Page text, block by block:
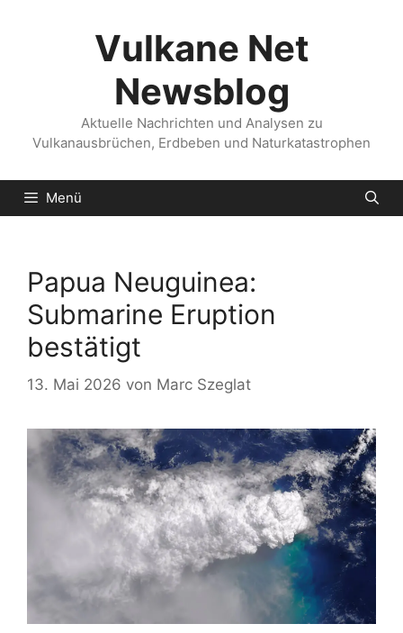
Vulkane Net
Newsblog
Aktuelle Nachrichten und Analysen zu
Vulkanausbrüchen, Erdbeben und Naturkatastrophen
Menü
Papua Neuguinea:
Submarine Eruption
bestätigt
13. Mai 2026 von Marc Szeglat